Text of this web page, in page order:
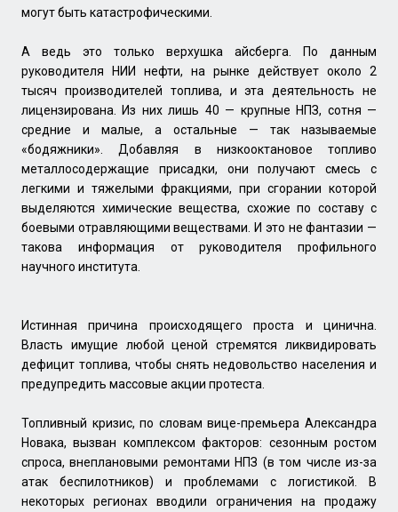
могут быть катастрофическими.
А ведь это только верхушка айсберга. По данным
руководителя НИИ нефти, на рынке действует около 2
тысяч производителей топлива, и эта деятельность не
лицензирована. Из них лишь 40 — крупные НПЗ, сотня —
средние и малые, а остальные — так называемые
«бодяжники». Добавляя в низкооктановое топливо
металлосодержащие присадки, они получают смесь с
легкими и тяжелыми фракциями, при сгорании которой
выделяются химические вещества, схожие по составу с
боевыми отравляющими веществами. И это не фантазии —
такова информация от руководителя профильного
научного института.
Истинная причина происходящего проста и цинична.
Власть имущие любой ценой стремятся ликвидировать
дефицит топлива, чтобы снять недовольство населения и
предупредить массовые акции протеста.
Топливный кризис, по словам вице-премьера Александра
Новака, вызван комплексом факторов: сезонным ростом
спроса, внеплановыми ремонтами НПЗ (в том числе из-за
атак беспилотников) и проблемами с логистикой. В
некоторых регионах вводили ограничения на продажу